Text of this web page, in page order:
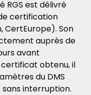
RGS est délivré
certification
CertEurope). Son
auprès de
avant
certificat obtenu, il
du DMS
interruption.